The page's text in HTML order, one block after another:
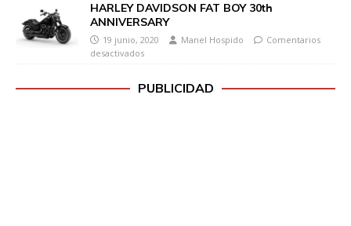
HARLEY DAVIDSON FAT BOY 30th
ANNIVERSARY
19 junio, 2020 Manel Hospido
Comentarios
desactivados
PUBLICIDAD